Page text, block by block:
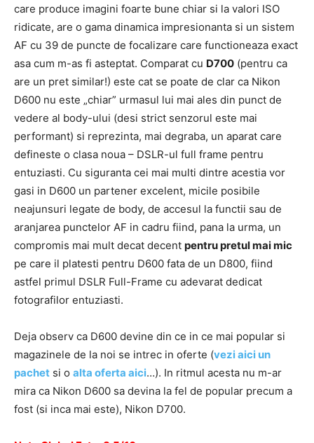
care produce imagini foarte bune chiar si la valori ISO
ridicate, are o gama dinamica impresionanta si un sistem
AF cu 39 de puncte de focalizare care functioneaza exact
asa cum m-as fi asteptat. Comparat cu D700 (pentru ca
are un pret similar!) este cat se poate de clar ca Nikon
D600 nu este „chiar” urmasul lui mai ales din punct de
vedere al body-ului (desi strict senzorul este mai
performant) si reprezinta, mai degraba, un aparat care
defineste o clasa noua – DSLR-ul full frame pentru
entuziasti. Cu siguranta cei mai multi dintre acestia vor
gasi in D600 un partener excelent, micile posibile
neajunsuri legate de body, de accesul la functii sau de
aranjarea punctelor AF in cadru fiind, pana la urma, un
compromis mai mult decat decent pentru pretul mai mic
pe care il platesti pentru D600 fata de un D800, fiind
astfel primul DSLR Full-Frame cu adevarat dedicat
fotografilor entuziasti.
Deja observ ca D600 devine din ce in ce mai popular si
magazinele de la noi se intrec in oferte (vezi aici un
pachet si o alta oferta aici…). In ritmul acesta nu m-ar
mira ca Nikon D600 sa devina la fel de popular precum a
fost (si inca mai este), Nikon D700.